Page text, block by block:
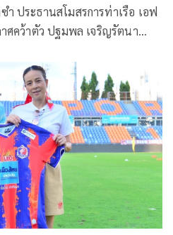
ประธานสโมสรการท่าเรือ เอฟ
ศคว้าตัว ปฐมพล เจริญรัตนา
ทุม ยูไนเต็ด